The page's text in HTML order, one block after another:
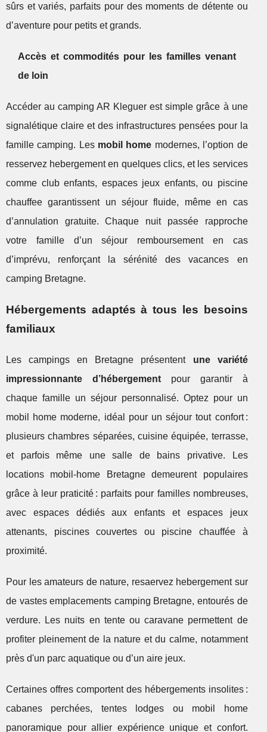
sûrs et variés, parfaits pour des moments de détente ou
d’aventure pour petits et grands.
Accès et commodités pour les familles venant
de loin
Accéder au camping AR Kleguer est simple grâce à une
signalétique claire et des infrastructures pensées pour la
famille camping. Les mobil home modernes, l’option de
resservez hebergement en quelques clics, et les services
comme club enfants, espaces jeux enfants, ou piscine
chauffee garantissent un séjour fluide, même en cas
d’annulation gratuite. Chaque nuit passée rapproche
votre famille d’un séjour remboursement en cas
d’imprévu, renforçant la sérénité des vacances en
camping Bretagne.
Hébergements adaptés à tous les besoins
familiaux
Les campings en Bretagne présentent une variété
impressionnante d’hébergementpour garantir à
chaque famille un séjour personnalisé. Optez pour un
mobil home moderne, idéal pour un séjour tout confort :
plusieurs chambres séparées, cuisine équipée, terrasse,
et parfois même une salle de bains privative. Les
locations mobil-home Bretagne demeurent populaires
grâce à leur praticité : parfaits pour familles nombreuses,
avec espaces dédiés aux enfants et espaces jeux
attenants, piscines couvertes ou piscine chauffée à
proximité.
Pour les amateurs de nature, resaervez hebergement sur
de vastes emplacements camping Bretagne, entourés de
verdure. Les nuits en tente ou caravane permettent de
profiter pleinement de la nature et du calme, notamment
près d'un parc aquatique ou d’un aire jeux.
Certaines offres comportent des hébergements insolites :
cabanes perchées, tentes lodges ou mobil home
panoramique pour allier expérience unique et confort.